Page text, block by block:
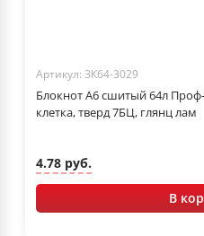
Артикул: ЗК64-3029
Блокнот А6 сшитый 64л
клетка, тверд 7БЦ, глянц лам
4.78 руб.
В